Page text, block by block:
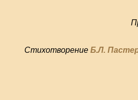
Стихотворение Б.Л.